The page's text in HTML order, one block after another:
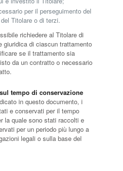
per il perseguimento del
Titolare o di terzi.
richiedere al Titolare di
giuridica di ciascun trattamento
se il trattamento sia
da un contratto o necessario
tempo di conservazione
in questo documento, i
e conservati per il tempo
la quale sono stati raccolti e
per un periodo più lungo a
legali o sulla base del